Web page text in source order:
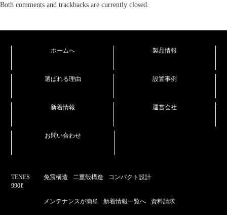
Both comments and trackbacks are currently closed.
ホームへ 製品情報
選ばれる理由 設置事例
新着情報 運営会社
お問い合わせ
TENES
990ℓ
免震構造 二重殻構造 コンパクト設計
メンテナンスが簡単 新着情報一覧へ 資料請求